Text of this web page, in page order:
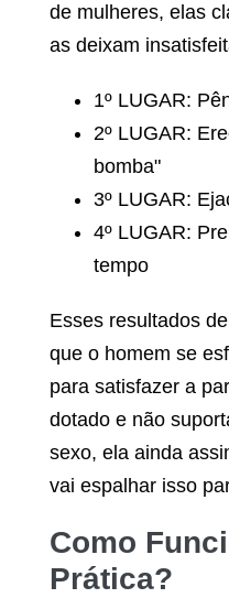
de mulheres, elas
as deixam
1º LUGAR:
2º LUGAR:
bomba"
3º LUGAR:
4º LUGAR:
tempo
Esses resultados
que o homem se
para satisfazer a
dotado e não
sexo, ela ainda
vai espalhar isso
Como
Prática?